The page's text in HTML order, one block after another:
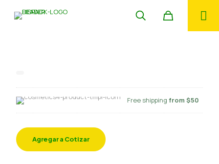
Free shipping from $50
Agregar a Cotizar